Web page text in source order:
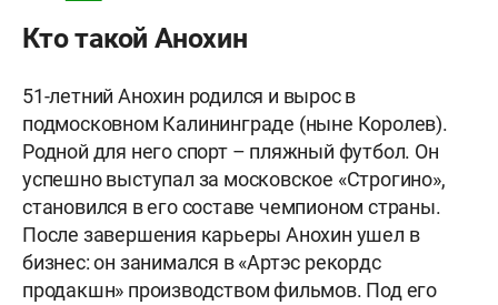
Кто такой Анохин
51-летний Анохин родился и вырос в
подмосковном Калининграде (ныне Королев).
Родной для него спорт – пляжный футбол. Он
успешно выступал за московское «Строгино»,
становился в его составе чемпионом страны.
После завершения карьеры Анохин ушел в
бизнес: он занимался в «Артэс рекордс
продакшн» производством фильмов. Под его